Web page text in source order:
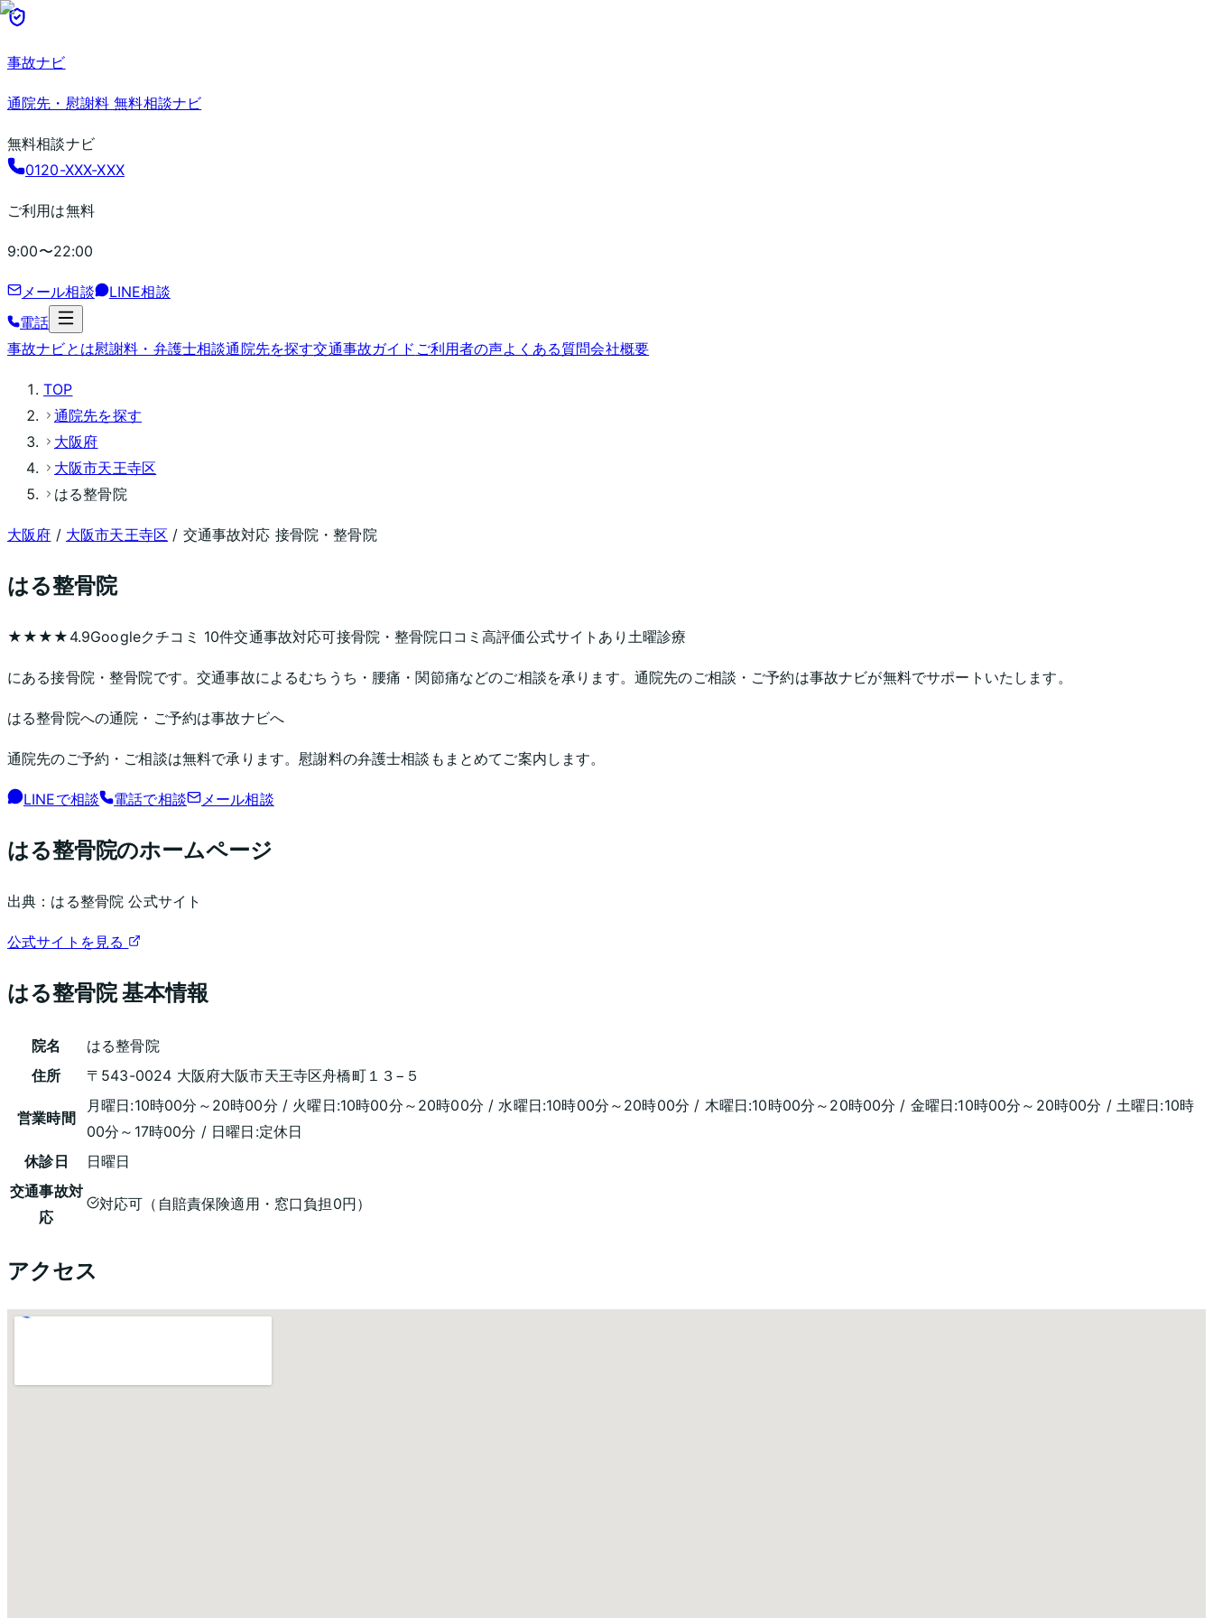
事故ナビ
通院先・慰謝料 無料相談ナビ
無料相談ナビ
0120-XXX-XXX
ご利用は無料
9:00〜22:00
メール相談
LINE相談
電話
事故ナビとは慰謝料・弁護士相談通院先を探す交通事故ガイド ご利用者の声よくある質問会社概要
TOP
通院先を探す
大阪府
大阪市天王寺区
はる整骨院
大阪府 / 大阪市天王寺区 / 交通事故対応 接骨院・整骨院
はる整骨院
★★★★ 4.9Googleクチコミ 10件交通事故対応可接骨院・整骨院口コミ高評価公式サイトあり 土曜診療
にある接骨院・整骨院です。交通事故によるむちうち・腰痛・関節痛などのご相談を承ります。通院先のご相談・ご予約は事故ナビが無料でサポートいたします。
はる整骨院への通院・ご予約は事故ナビへ
通院先のご予約・ご相談は無料で承ります。慰謝料の弁護士相談もまとめてご案内します。
LINEで相談 電話で相談 メール相談
はる整骨院のホームページ
出典： はる整骨院 公式サイト
公式サイトを見る
はる整骨院基本情報
院名
はる整骨院
住所
〒543-0024 大阪府大阪市天王寺区舟橋町１３−５
営業時間
月曜日:10時00分～20時00分 / 火曜日:10時00分～20時00分 / 水曜日:10時00分～20時00分 / 木曜日:10時00分～20時00分 / 金曜日:10時00分～20時00分 / 土曜日:10時
00分～17時00分 / 日曜日:定休日
休診日
日曜日
交通事故対
応
対応可（自賠責保険適用・窓口負担0円）
アクセス